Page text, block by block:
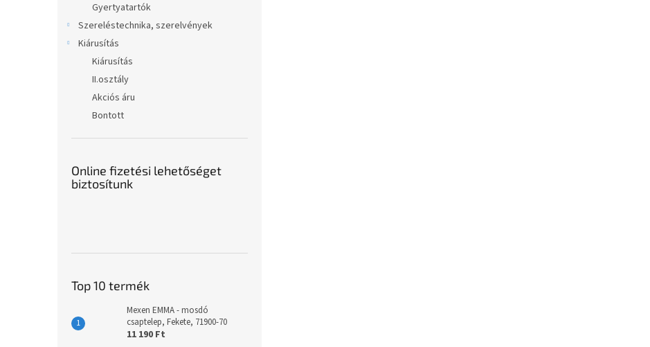
Gyertyatartók
Szereléstechnika, szerelvények
Kiárusítás
Kiárusítás
II.osztály
Akciós áru
Bontott
Online fizetési lehetőséget
biztosítunk
Top 10 termék
Mexen EMMA - mosdó
csaptelep, Fekete, 71900-70
11 190 Ft